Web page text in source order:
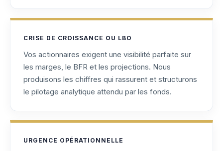
CRISE DE CROISSANCE OU LBO
Vos actionnaires exigent une visibilité parfaite sur
les marges, le BFR et les projections. Nous
produisons les chiffres qui rassurent et structurons
le pilotage analytique attendu par les fonds.
URGENCE OPÉRATIONNELLE